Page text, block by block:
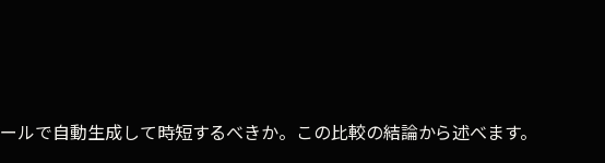
ルで自動生成して時短するべきか。この比較の結論から述べます。